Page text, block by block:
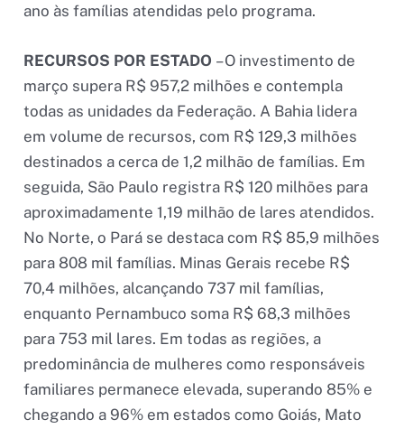
ano às famílias atendidas pelo programa.
RECURSOS POR ESTADO – O investimento de
março supera R$ 957,2 milhões e contempla
todas as unidades da Federação. A Bahia lidera
em volume de recursos, com R$ 129,3 milhões
destinados a cerca de 1,2 milhão de famílias. Em
seguida, São Paulo registra R$ 120 milhões para
aproximadamente 1,19 milhão de lares atendidos.
No Norte, o Pará se destaca com R$ 85,9 milhões
para 808 mil famílias. Minas Gerais recebe R$
70,4 milhões, alcançando 737 mil famílias,
enquanto Pernambuco soma R$ 68,3 milhões
para 753 mil lares. Em todas as regiões, a
predominância de mulheres como responsáveis
familiares permanece elevada, superando 85% e
chegando a 96% em estados como Goiás, Mato